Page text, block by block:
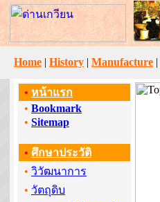
Home | History | Manufacture |
• หน้าแรก
• Bookmark
• Sitemap
• ศึกษาประวัติ
• วิวัฒนาการ
• วัตถุดิบ